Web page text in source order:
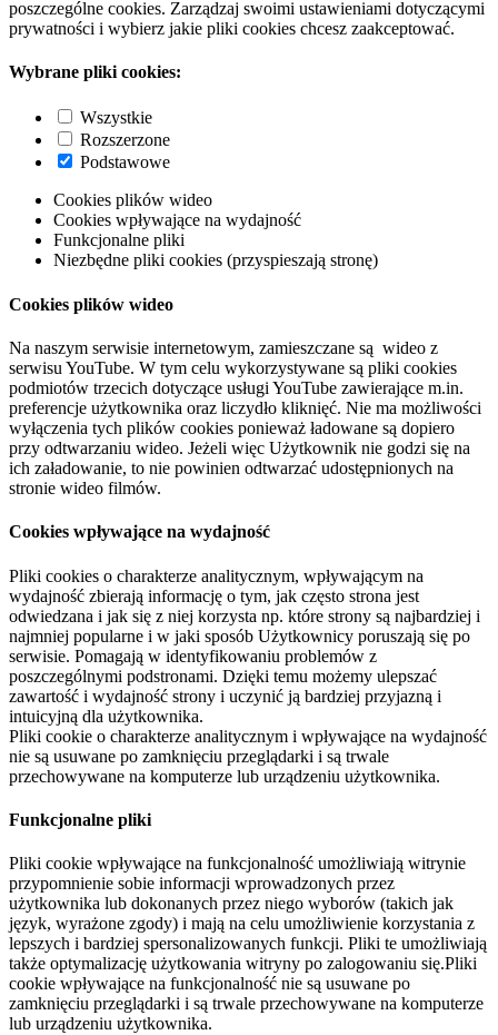
poszczególne cookies. Zarządzaj swoimi ustawieniami dotyczącymi
prywatności i wybierz jakie pliki cookies chcesz zaakceptować.
Wybrane pliki cookies:
Wszystkie
Rozszerzone
Podstawowe
Cookies plików wideo
Cookies wpływające na wydajność
Funkcjonalne pliki
Niezbędne pliki cookies (przyspieszają stronę)
Cookies plików wideo
Na naszym serwisie internetowym, zamieszczane są wideo z
serwisu YouTube. W tym celu wykorzystywane są pliki cookies
podmiotów trzecich dotyczące usługi YouTube zawierające m.in.
preferencje użytkownika oraz liczydło kliknięć. Nie ma możliwości
wyłączenia tych plików cookies ponieważ ładowane są dopiero
przy odtwarzaniu wideo. Jeżeli więc Użytkownik nie godzi się na
ich załadowanie, to nie powinien odtwarzać udostępnionych na
stronie wideo filmów.
Cookies wpływające na wydajność
Pliki cookies o charakterze analitycznym, wpływającym na
wydajność zbierają informację o tym, jak często strona jest
odwiedzana i jak się z niej korzysta np. które strony są najbardziej i
najmniej popularne i w jaki sposób Użytkownicy poruszają się po
serwisie. Pomagają w identyfikowaniu problemów z
poszczególnymi podstronami. Dzięki temu możemy ulepszać
zawartość i wydajność strony i uczynić ją bardziej przyjazną i
intuicyjną dla użytkownika.
Pliki cookie o charakterze analitycznym i wpływające na wydajność
nie są usuwane po zamknięciu przeglądarki i są trwale
przechowywane na komputerze lub urządzeniu użytkownika.
Funkcjonalne pliki
Pliki cookie wpływające na funkcjonalność umożliwiają witrynie
przypomnienie sobie informacji wprowadzonych przez
użytkownika lub dokonanych przez niego wyborów (takich jak
język, wyrażone zgody) i mają na celu umożliwienie korzystania z
lepszych i bardziej spersonalizowanych funkcji. Pliki te umożliwiają
także optymalizację użytkowania witryny po zalogowaniu się.Pliki
cookie wpływające na funkcjonalność nie są usuwane po
zamknięciu przeglądarki i są trwale przechowywane na komputerze
lub urządzeniu użytkownika.